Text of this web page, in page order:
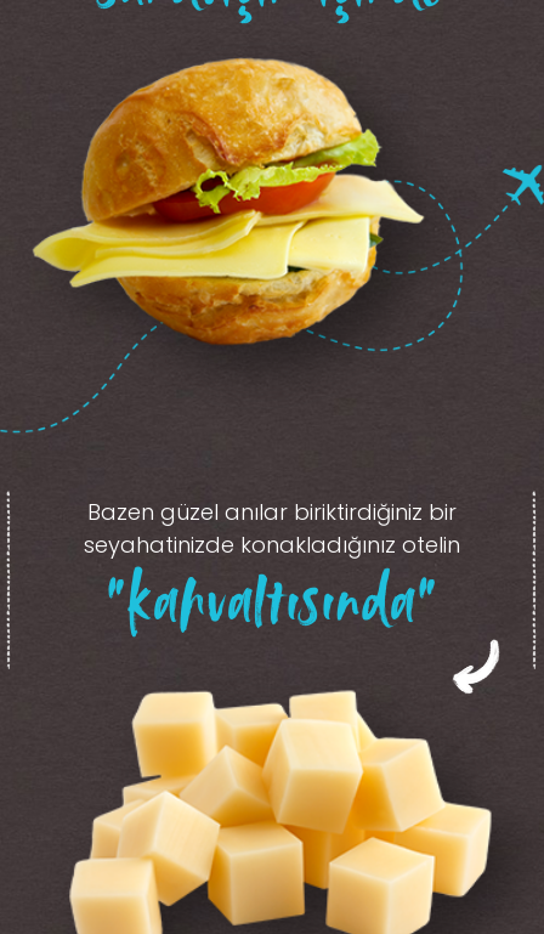
Bazen güzel anılar biriktirdiğiniz bir
seyahatinizde konakladığınız otelin
“kahvaltısında”